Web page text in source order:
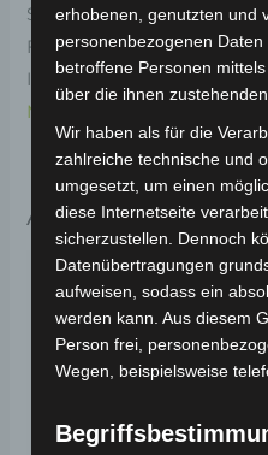
Scheinwerferoberkappe-
Funktionalität und
Informationen zum
Motor Elektro-Scooter VS1
Ähnliche
erhobenen, genutzten und
personenbezogenen
betroffene Personen
über die ihnen
Wir haben als für die
zahlreiche technische und
umgesetzt, um einen
diese Internetseite
sicherzustellen. Dennoch
Datenübertragungen
aufweisen, sodass ein
werden kann. Aus diesem
Person frei,
Wegen, beispielsweise